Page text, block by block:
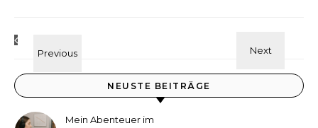
NEUSTE BEITRÄGE
Mein Abenteuer im